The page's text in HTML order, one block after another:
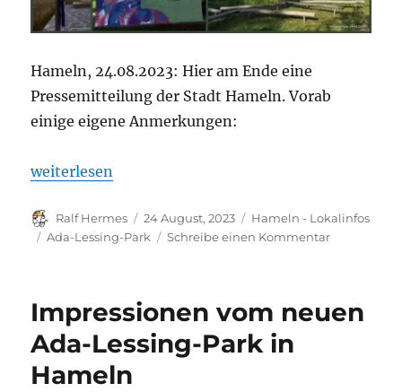
Hameln, 24.08.2023: Hier am Ende eine
Pressemitteilung der Stadt Hameln. Vorab
einige eigene Anmerkungen:
„Neues zum Ada-Lessing-Park. Einladung:
weiterlesen
Autor
Ralf Hermes
Veröffentlicht
am
24 August, 2023 Kategorien
Hameln - Lokalinfos
Schlagwörter
Ada-Lessing-Park Schreibe einen Kommentarzu
Lessing-
Impressionen vom neuen
Ada-Lessing-Park in
Hameln